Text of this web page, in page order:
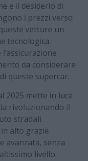
e il desiderio di
i prezzi verso
vetture un
tecnologica.
da considerare
queste supercar.
2025 mette in luce
rivoluzionando il
stradali.
alto grazie
avanzata, senza
livello.